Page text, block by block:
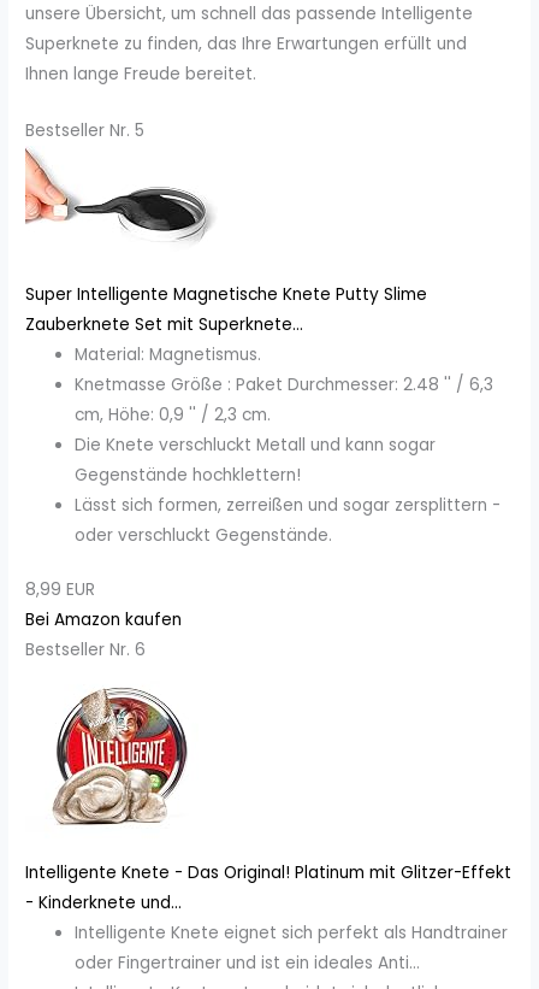
unsere Übersicht, um schnell das passende Intelligente
Superknete zu finden, das Ihre Erwartungen erfüllt und
Ihnen lange Freude bereitet.
Bestseller Nr. 5
Super Intelligente Magnetische Knete Putty Slime
Zauberknete Set mit Superknete...
Material: Magnetismus.
Knetmasse Größe : Paket Durchmesser: 2.48 '' / 6,3
cm, Höhe: 0,9 '' / 2,3 cm.
Die Knete verschluckt Metall und kann sogar
Gegenstände hochklettern!
Lässt sich formen, zerreißen und sogar zersplittern -
oder verschluckt Gegenstände.
8,99 EUR
Bei Amazon kaufen
Bestseller Nr. 6
Intelligente Knete - Das Original! Platinum mit Glitzer-Effekt
- Kinderknete und...
Intelligente Knete eignet sich perfekt als Handtrainer
oder Fingertrainer und ist ein ideales Anti...